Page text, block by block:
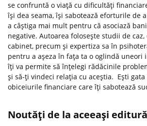
se confruntă o viață cu dificultăți
își dea seama, își sabotează eforturile de
a câștiga mai mult pentru că asociază
negative. Autoarea folosește studii de
cabinet, precum și expertiza sa în
pentru a așeza în fața ta o oglindă uneori
îți va permite să înțelegi rădăcinile
și să-ți vindeci relația cu aceștia. Ești
obiceiurile financiare care îți sabotează
Noutăți de la aceeași editură